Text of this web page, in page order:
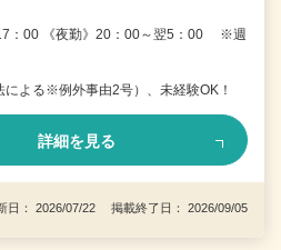
17：00 《夜勤》20：00～翌5：00 ※週
による※例外事由2号）、未経験OK！
詳細を見る
日： 2026/07/22 掲載終了日： 2026/09/05